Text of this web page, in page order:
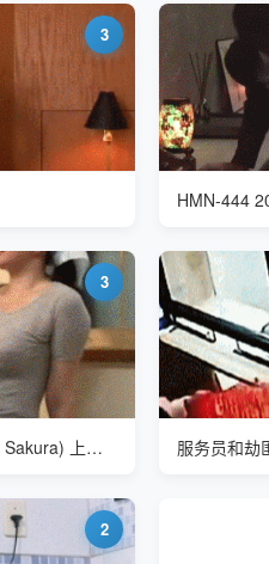
3
3
VNDS-3288 2018 華月さくら(Kazuki Sakura) 上门服务的家政服务员 服务员和劫
2